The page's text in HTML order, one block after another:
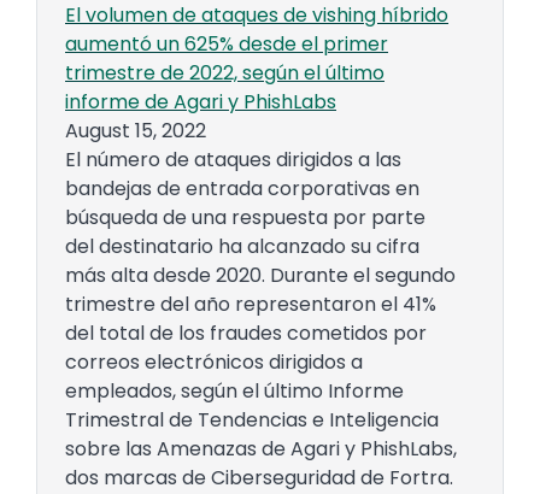
El volumen de ataques de vishing híbrido
aumentó un 625% desde el primer
trimestre de 2022, según el último
informe de Agari y PhishLabs
August 15, 2022
El número de ataques dirigidos a las
bandejas de entrada corporativas en
búsqueda de una respuesta por parte
del destinatario ha alcanzado su cifra
más alta desde 2020. Durante el segundo
trimestre del año representaron el 41%
del total de los fraudes cometidos por
correos electrónicos dirigidos a
empleados, según el último Informe
Trimestral de Tendencias e Inteligencia
sobre las Amenazas de Agari y PhishLabs,
dos marcas de Ciberseguridad de Fortra.